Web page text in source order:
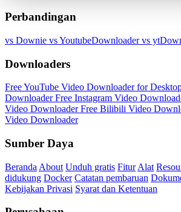
Perbandingan
vs Downie vs YoutubeDownloadervs
Downloaders
Free YouTube Video Downloader for
DownloaderFree Instagram Video
Video DownloaderFree Bilibili Video
Video Downloader
Sumber Daya
Beranda About Unduh gratis Fitur Alat
didukung Docker Catatan pembaruan
Kebijakan Privasi Syarat dan Ketentuan